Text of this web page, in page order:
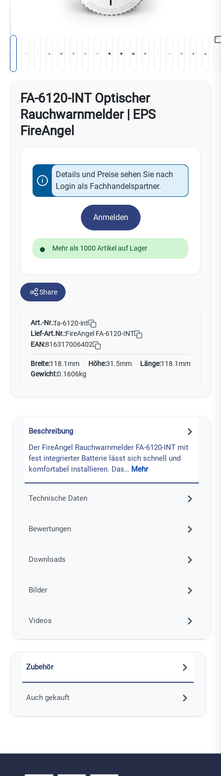
FA-6120-INT Optischer
Rauchwarnmelder | EPS
FireAngel
Details und Preise sehen Sie nach
Login als Fachhandelspartner.
Anmelden
Mehr als 1000 Artikel auf Lager
Share
Art.-Nr.:fa-6120-int
Lief-Art.Nr.:FireAngel FA-6120-INT
EAN:816317006402
Breite:118.1mm Höhe:31.5mm Länge:118.1mm
Gewicht:0.1606kg
Beschreibung
Der FireAngel Rauchwarnmelder FA-6120-INT mit
fest integrierter Batterie lässt sich schnell und
komfortabel installieren. Das… Mehr
Technische Daten
Bewertungen
Downloads
Bilder
Videos
Zubehör
Auch gekauft